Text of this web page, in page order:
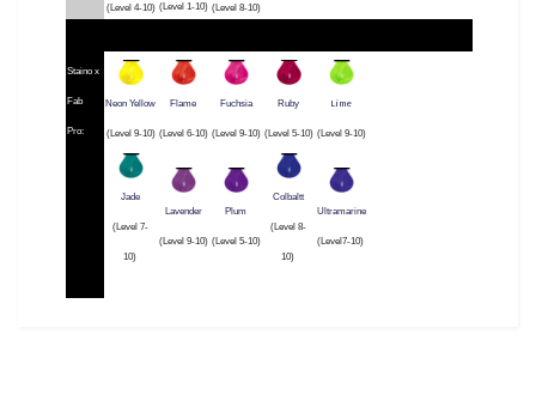
(Level 4-10) (Level 1-10) (Level 8-10)
Staino x
Fab
Pro:
Neon Yellow
(Level 9-10)
Flame
(Level 6-10)
Fuchsia
(Level 9-10)
Ruby
(Level 5-10)
Lime
(Level 9-10)
Jade
(Level 7-
10)
Lavender
(Level 9-10)
Plum
(Level 5-10)
Colbaltt
(Level 8-
10)
Ultramarine
(Level7-10)